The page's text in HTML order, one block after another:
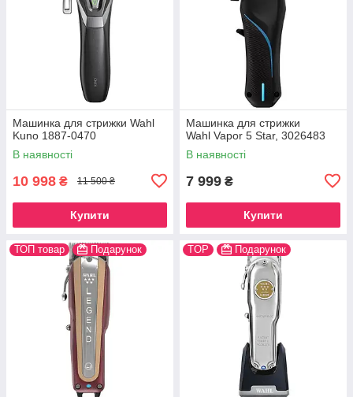
Машинка для стрижки Wahl
Kuno 1887-0470
В наявності
10 998 ₴ 11 500 ₴
Купити
Машинка для стрижки
Wahl Vapor 5 Star, 3026483
В наявності
7 999 ₴
Купити
ТОП товар Подарунок TOP Подарунок